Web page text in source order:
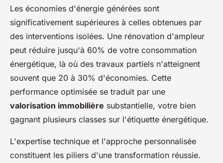
Les économies d'énergie générées sont
significativement supérieures à celles obtenues par
des interventions isolées. Une rénovation d'ampleur
peut réduire jusqu'à 60% de votre consommation
énergétique, là où des travaux partiels n'atteignent
souvent que 20 à 30% d'économies. Cette
performance optimisée se traduit par une
valorisation immobilière substantielle, votre bien
gagnant plusieurs classes sur l'étiquette énergétique.
L'expertise technique et l'approche personnalisée
constituent les piliers d'une transformation réussie.